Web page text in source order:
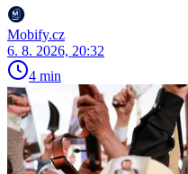
Mobify.cz
6. 8. 2026, 20:32
4 min